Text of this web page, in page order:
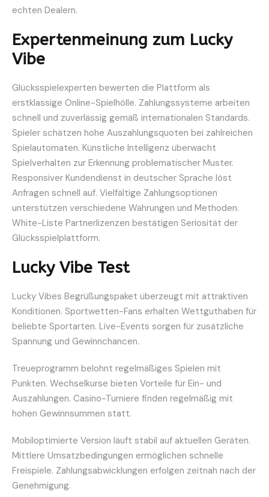
echten Dealern.
Expertenmeinung zum Lucky
Vibe
Glücksspielexperten bewerten die Plattform als
erstklassige Online-Spielhölle. Zahlungssysteme arbeiten
schnell und zuverlässig gemäß internationalen Standards.
Spieler schätzen hohe Auszahlungsquoten bei zahlreichen
Spielautomaten. Künstliche Intelligenz überwacht
Spielverhalten zur Erkennung problematischer Muster.
Responsiver Kundendienst in deutscher Sprache löst
Anfragen schnell auf. Vielfältige Zahlungsoptionen
unterstützen verschiedene Währungen und Methoden.
White-Liste Partnerlizenzen bestätigen Seriosität der
Glücksspielplattform.
Lucky Vibe Test
Lucky Vibes Begrüßungspaket überzeugt mit attraktiven
Konditionen. Sportwetten-Fans erhalten Wettguthaben für
beliebte Sportarten. Live-Events sorgen für zusätzliche
Spannung und Gewinnchancen.
Treueprogramm belohnt regelmäßiges Spielen mit
Punkten. Wechselkurse bieten Vorteile für Ein- und
Auszahlungen. Casino-Turniere finden regelmäßig mit
hohen Gewinnsummen statt.
Mobiloptimierte Version läuft stabil auf aktuellen Geräten.
Mittlere Umsatzbedingungen ermöglichen schnelle
Freispiele. Zahlungsabwicklungen erfolgen zeitnah nach der
Genehmigung.